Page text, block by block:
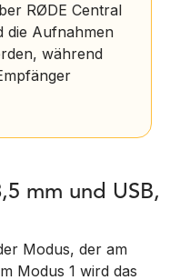
RØDE Central
die Aufnahmen
während
mm und USB,
Modus, der am
Modus 1 wird das